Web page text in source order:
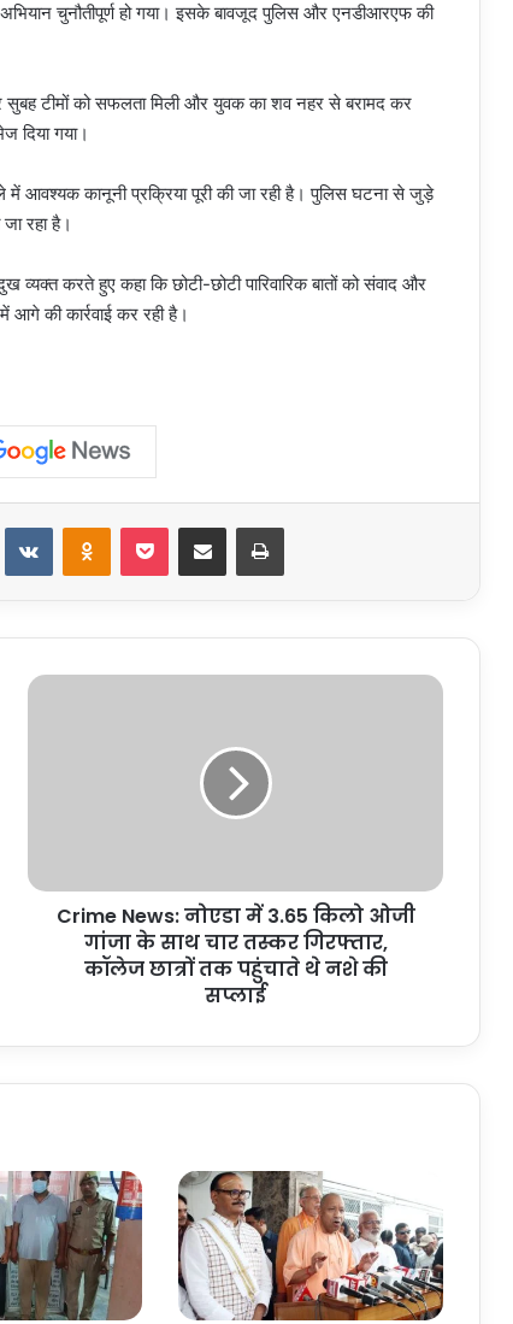
चुनौतीपूर्ण हो गया। इसके बावजूद पुलिस और एनडीआरएफ की
सुबह टीमों को सफलता मिली और युवक का शव नहर से बरामद कर
दिया गया।
में आवश्यक कानूनी प्रक्रिया पूरी की जा रही है। पुलिस घटना से जुड़े
रहा है।
व्यक्त करते हुए कहा कि छोटी-छोटी पारिवारिक बातों को संवाद और
की कार्रवाई कर रही है।
VKontakteOdnoklassniki
Pocket Share via Email Print
Crime
के
पहुंचाते
सप्लाई
Crime News: नोएडा में 3.65 किलो ओजी
गांजा के साथ चार तस्कर गिरफ्तार,
कॉलेज छात्रों तक पहुंचाते थे नशे की
सप्लाई